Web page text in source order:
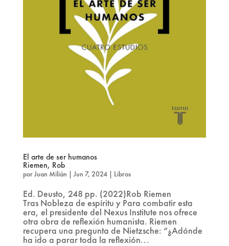
El arte de ser humanos
Riemen, Rob
porJuan Milián | Jun 7, 2024| Libros
Ed. Deusto, 248 pp. (2022)Rob Riemen
Tras Nobleza de espíritu y Para combatir esta
era, el presidente del Nexus Institute nos ofrece
otra obra de reflexión humanista. Riemen
recupera una pregunta de Nietzsche: “¿Adónde
ha ido a parar toda la reflexión...